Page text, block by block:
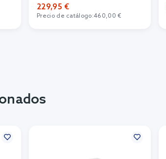
229,95 €
Precio de catálogo:460,00 €